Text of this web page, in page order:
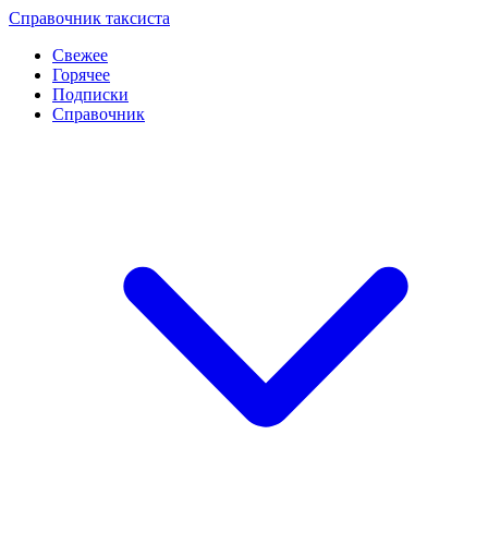
Перейти
контенту
Справочник таксиста
Свежее
Горячее
Подписки
Справочник